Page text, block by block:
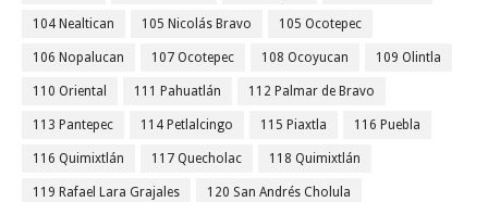
104 Nealtican 105 Nicolás Bravo 105 Ocotepec
106 Nopalucan 107 Ocotepec 108 Ocoyucan 109 Olintla
110 Oriental 111 Pahuatlán 112 Palmar de Bravo
113 Pantepec 114 Petlalcingo 115 Piaxtla 116 Puebla
116 Quimixtlán 117 Quecholac 118 Quimixtlán
119 Rafael Lara Grajales 120 San Andrés Cholula